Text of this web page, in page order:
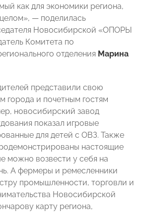
как для экономики региона,
— поделилась
Новосибирской «ОПОРЫ
Комитета по
отделения Марина
представили свою
города и почетным гостям
новосибирский завод
показал игровые
для детей с ОВЗ. Также
настоящие
можно возвести у себя на
А фермеры и ремесленники
промышленности, торговли и
Новосибирской
карту региона,